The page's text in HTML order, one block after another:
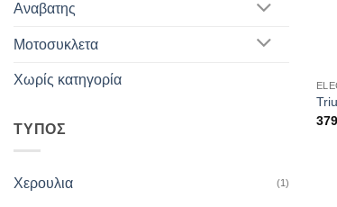
Αναβατης
Μοτοσυκλετα
Χωρίς κατηγορία
ΤΥΠΟΣ
Χερουλια (1)